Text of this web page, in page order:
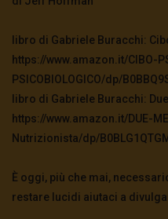
libro di Gabriele Buracchi:
https://www.amazon.it/CIBO-
PSICOBIOLOGICO/dp/
libro di Gabriele Buracchi:
https://www.amazon.it/DUE-
Nutrizionista/dp/B0BLG1QTGM
È oggi, più che mai,
restare lucidi aiutaci a